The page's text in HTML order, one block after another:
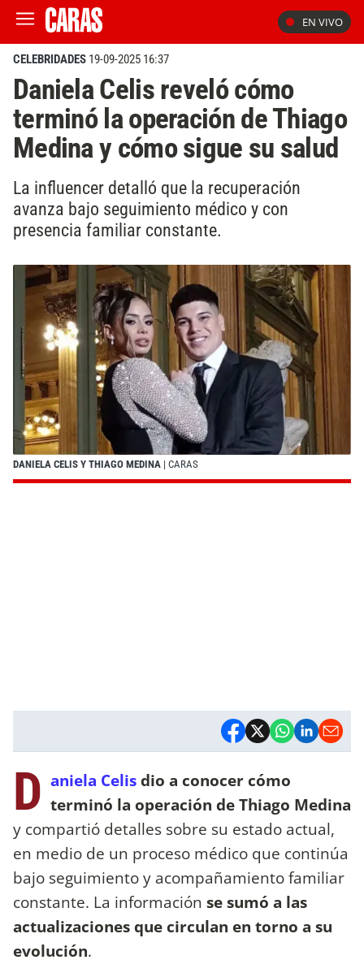
EN VIVO
CELEBRIDADES 19-09-2025 16:37
Daniela Celis reveló cómo
terminó la operación de Thiago
Medina y cómo sigue su salud
La influencer detalló que la recuperación
avanza bajo seguimiento médico y con
presencia familiar constante.
DANIELA CELIS Y THIAGO MEDINA | CARAS
D aniela Celisdio a conocer cómo
terminó la operación de Thiago Medina
y compartió detalles sobre su estado actual,
en medio de un proceso médico que continúa
bajo seguimiento y acompañamiento familiar
constante. La información se sumó a las
actualizaciones que circulan en torno a su
evolución.